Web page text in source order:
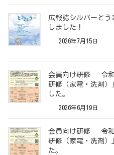
広報誌シルバーとう
しました！
2026年7月15日
会員向け研修 令和
研修（家電・洗剤）
した。
2026年6月19日
会員向け研修 令和
研修（家電・洗剤）
た。